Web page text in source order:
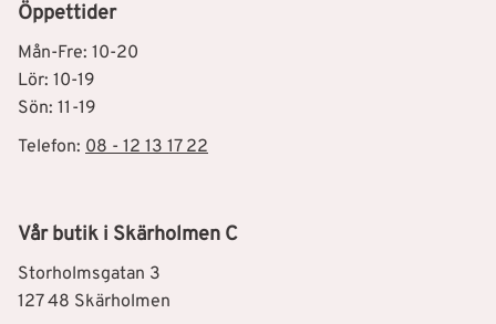
Öppettider
Mån-Fre: 10-20
Lör: 10-19
Sön: 11-19
Telefon: 08 - 12 13 17 22
Vår butik i Skärholmen C
Storholmsgatan 3
127 48 Skärholmen